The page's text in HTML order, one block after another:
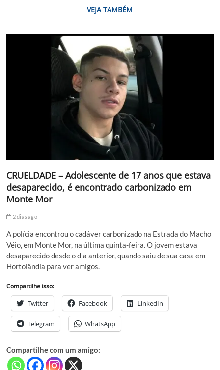
VEJA TAMBÉM
CRUELDADE – Adolescente de 17 anos que estava
desaparecido, é encontrado carbonizado em
Monte Mor
2 dias ago
A polícia encontrou o cadáver carbonizado na Estrada do Macho
Véio, em Monte Mor, na última quinta-feira. O jovem estava
desaparecido desde o dia anterior, quando saiu de sua casa em
Hortolândia para ver amigos.
Compartilhe isso:
Twitter Facebook LinkedIn
Telegram WhatsApp
Compartilhe com um amigo: